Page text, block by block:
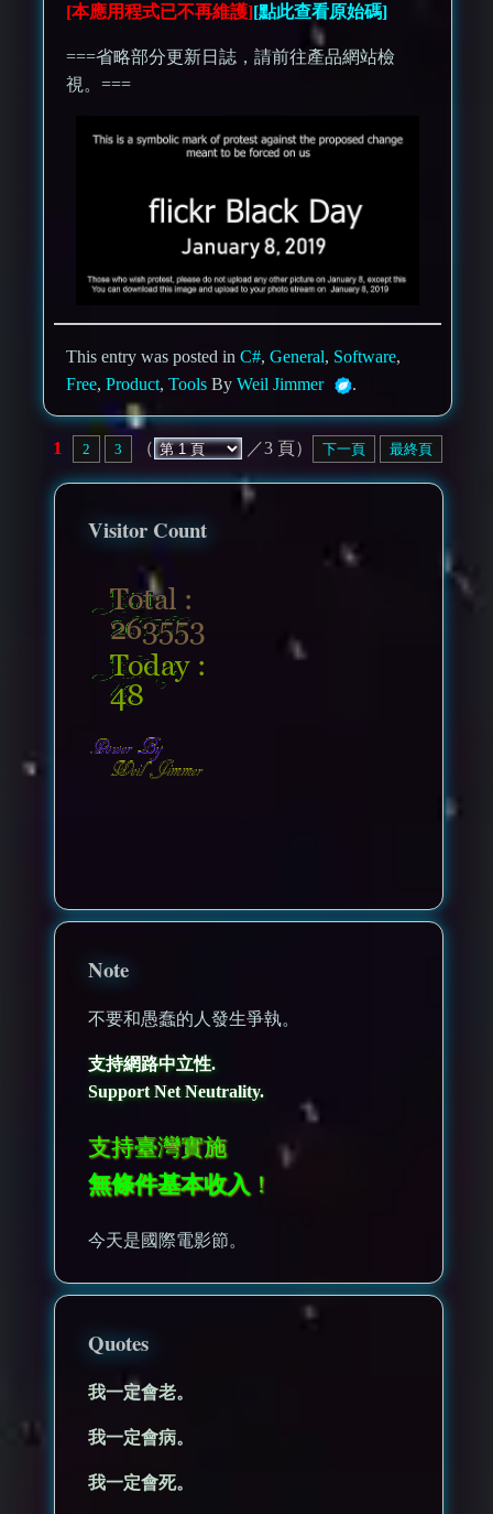
[本應用程式已不再維護][點此查看原始碼]
===省略部分更新日誌，請前往產品網站檢
視。===
This entry was posted inC#,General, Software,
Free,Product,Tools ByWeil Jimmer .
1 2 3 （ ／3 頁） 下一頁 最終頁
Visitor Count
Note
不要和愚蠢的人發生爭執。
支持網路中立性.
Support Net Neutrality.
支持臺灣實施
無條件基本收入 ！
今天是國際電影節。
Quotes
我一定會老。
我一定會病。
我一定會死。